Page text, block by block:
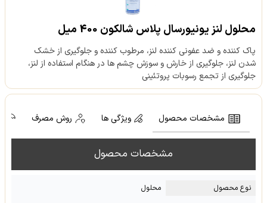
محلول لنز یونیورسال پلاس شالکون 400 میل
پاک کننده و ضد عفونی کننده لنز، مرطوب کننده و جلوگیری از خشک
شدن لنز، جلوگیری از خارش و سوزش چشم ها در هنگام استفاده از لنز،
جلوگیری از تجمع رسوبات پروتئینی
مشخصات محصول ویژگی ها روش مصرف
مشخصات محصول
نوع محصول محلول